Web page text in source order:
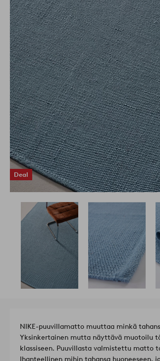
Deal
NIKE-puuvillamatto muuttaa minkä
Yksinkertainen mutta näyttävä muotoilu
klassiseen. Puuvillasta valmistettu matto
Ihanteellinen mihin tahansa huoneeseen,